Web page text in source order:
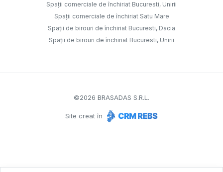
Spații comerciale de închiriat Bucuresti, Unirii
Spații comerciale de închiriat Satu Mare
Spații de birouri de închiriat Bucuresti, Dacia
Spații de birouri de închiriat Bucuresti, Unirii
©2026 BRASADAS S.R.L.
Site creat în